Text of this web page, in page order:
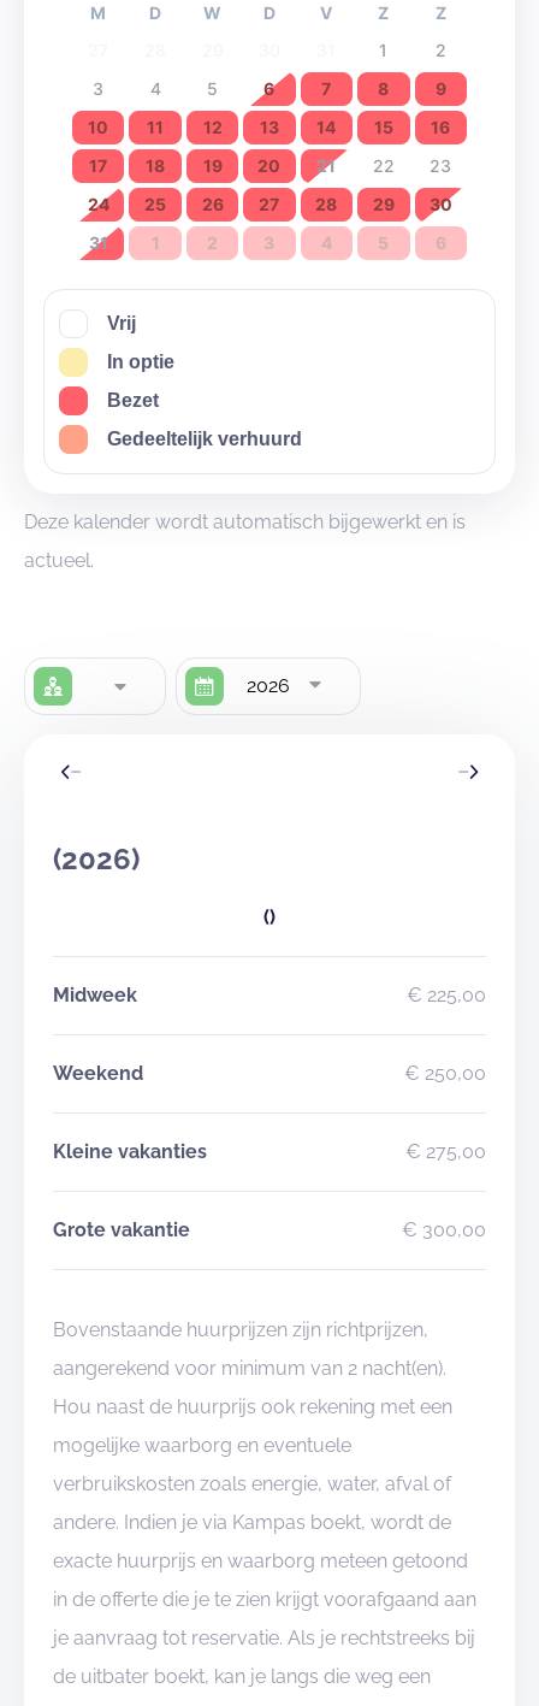
M D W D V Z
Z
1
2
3
4 5 6 7 8
9
10
11 12 13 14 15
16
17
18 19 20 21 22
23
24
25 26 27 28 29
30
31
1 2 3 4 5 6
Vrij
In optie
Bezet
Gedeeltelijk verhuurd
Deze kalender wordt automatisch bijgewerkt en is
actueel.
2026
(2026)
()
Midweek € 225,00
Weekend € 250,00
Kleine vakanties € 275,00
Grote vakantie € 300,00
Bovenstaande huurprijzen zijn richtprijzen,
aangerekend voor minimum van 2 nacht(en).
Hou naast de huurprijs ook rekening met een
mogelijke waarborg en eventuele
verbruikskosten zoals energie, water, afval of
andere. Indien je via Kampas boekt, wordt de
exacte huurprijs en waarborg meteen getoond
in de offerte die je te zien krijgt voorafgaand aan
je aanvraag tot reservatie. Als je rechtstreeks bij
de uitbater boekt, kan je langs die weg een